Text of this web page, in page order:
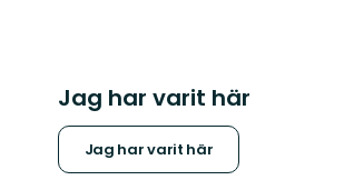
Jag har varit här
Jag har varit här